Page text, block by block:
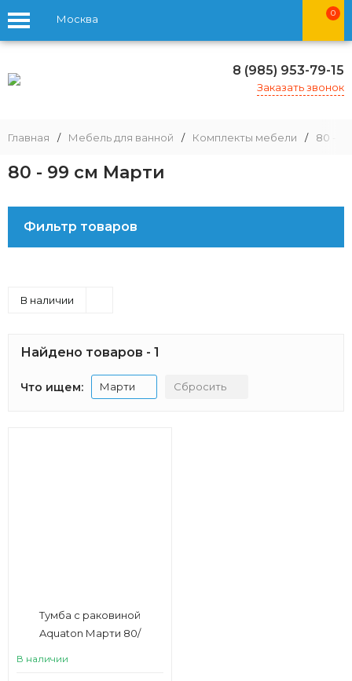
Москва 0
8 (985) 953-79-15
Заказать звонок
Главная / Мебель для ванной / Комплекты мебели / 80 -
80 - 99 см Марти
Фильтр товаров
В наличии
Найдено товаров - 1
Что ищем: Марти Сбросить
Тумба с раковиной
Aquaton Марти 80/
В наличии